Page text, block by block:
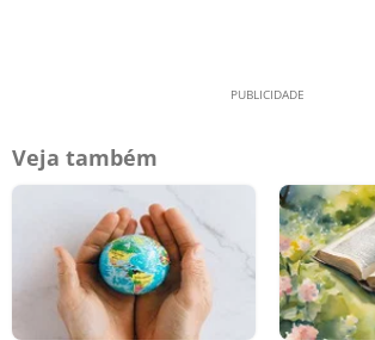
Veja também